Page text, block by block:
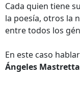
Cada quien tiene
la poesía, otros la
entre todos los
En este caso
Ángeles